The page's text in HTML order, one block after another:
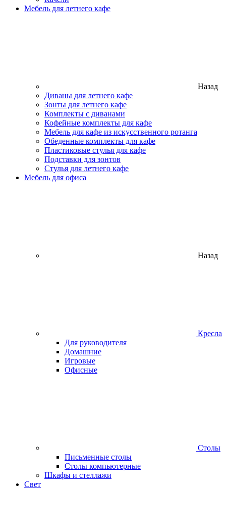
Мебель для летнего кафе
Назад
Диваны для летнего кафе
Зонты для летнего кафе
Комплекты с диванами
Кофейные комплекты для кафе
Мебель для кафе из искусственного ротанга
Обеденные комплекты для кафе
Пластиковые стулья для кафе
Подставки для зонтов
Стулья для летнего кафе
Мебель для офиса
Назад
Кресла
Для руководителя
Домашние
Игровые
Офисные
Столы
Письменные столы
Столы компьютерные
Шкафы и стеллажи
Свет